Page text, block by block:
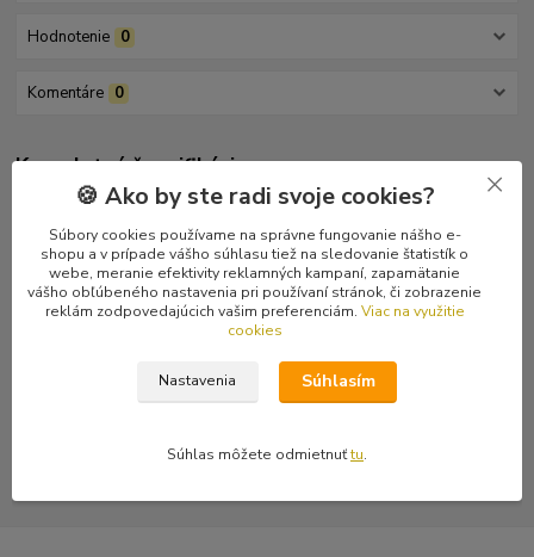
Hodnotenie 0
Komentáre 0
Kompletné špecifikácie
Vyšívaná nášivka Edge of Sanity. Modré logo vyšité na čiernom
podklade. Rámik je vyšitý bielou niťou. Kvalitné prevedenie.
🍪 Ako by ste radi svoje cookies?
Súbory cookies používame na správne fungovanie nášho e-
shopu a v prípade vášho súhlasu tiež na sledovanie štatistík o
webe, meranie efektivity reklamných kampaní, zapamätanie
vášho obľúbeného nastavenia pri používaní stránok, či zobrazenie
reklám zodpovedajúcich vašim preferenciám. Viac na využitie
cookies
Nastavenia Súhlasím
Súhlas môžete odmietnuťtu.